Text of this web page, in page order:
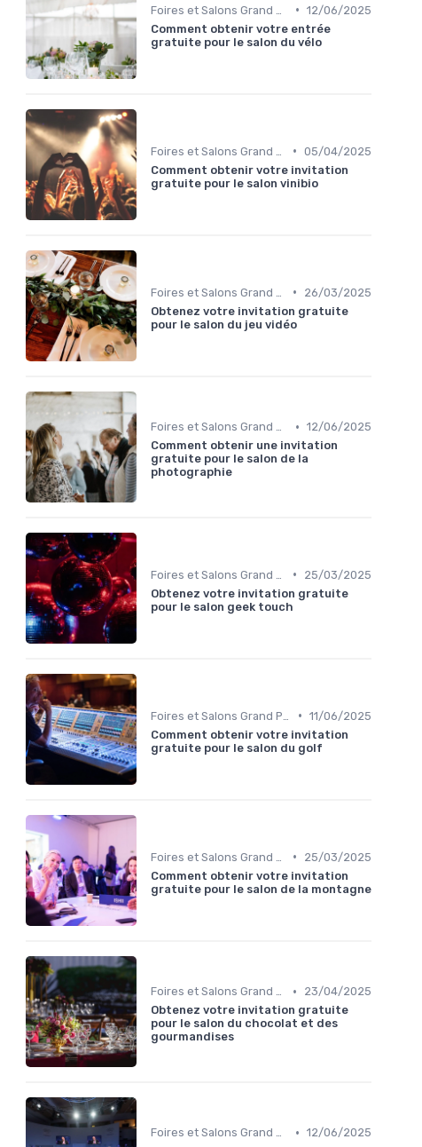
• 12/06/2025
Comment obtenir votre entrée
gratuite pour le salon du vélo
• 05/04/2025
Comment obtenir votre invitation
gratuite pour le salon vinibio
•
26/03/2025
Obtenez votre invitation gratuite
pour le salon du jeu vidéo
Foires et Salons Grand Public • 12/06/2025
Comment obtenir une invitation
gratuite pour le salon de la
photographie
•
25/03/2025
Obtenez votre invitation gratuite
pour le salon geek touch
• 11/06/2025
Comment obtenir votre invitation
gratuite pour le salon du golf
•
25/03/2025
Comment obtenir votre invitation
gratuite pour le salon de la montagne
Foires et Salons Grand Public •
23/04/2025
Obtenez votre invitation gratuite
pour le salon du chocolat et des
gourmandises
Foires et Salons Grand Public • 12/06/2025